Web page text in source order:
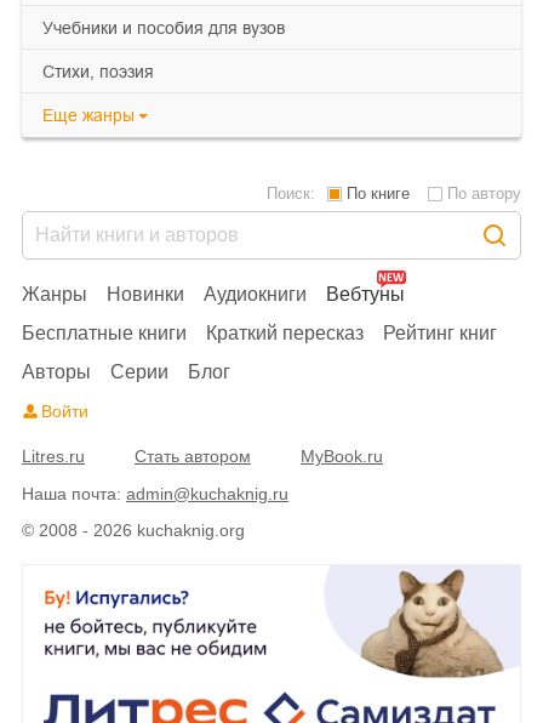
учебники и пособия для вузов
cтихи, поэзия
Еще жанры
© 2008 - 2026 kuchaknig.org
Жанры Новинки Аудиокниги
Вебтуны
Бесплатные книги
Краткий пересказ
Рейтинг книг
Авторы
Серии Блог
Поиск: По книге По автору
Войти
Litres.ru Стать автором
MyBook.ru
Наша почта: admin@kuchaknig.ru